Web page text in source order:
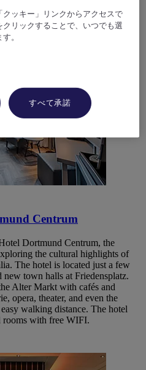
Centrum
Dortmund Centrum, the
the cultural highlights of
The hotel is located just a few
new town halls at Friedensplatz.
Alter Markt with cafés and
opera, theater, and even the
walking distance. The hotel
rooms with free WIFI.
ッキー」リンクからアクセスで
リックすることで、いつでも選
。
すべて承諾